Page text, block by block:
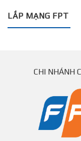
LẮP MẠNG FPT
CHI NHÁNH